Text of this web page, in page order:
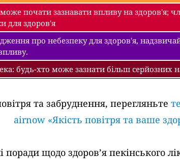
почати зазнавати впливу на здоров'я;
для здоров'я
про небезпеку для здоров'я,
будь-хто може зазнати більш серйозних
та забруднення, перегляньте
airnow «Якість повітря та ваше
щодо здоров’я пекінського